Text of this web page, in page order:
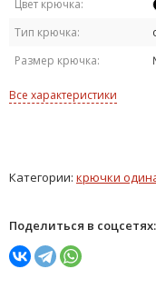
Цвет крючка:
Тип крючка:
Размер крючка:
Все характеристики
Категории: крючки
Поделиться в соцсетях: